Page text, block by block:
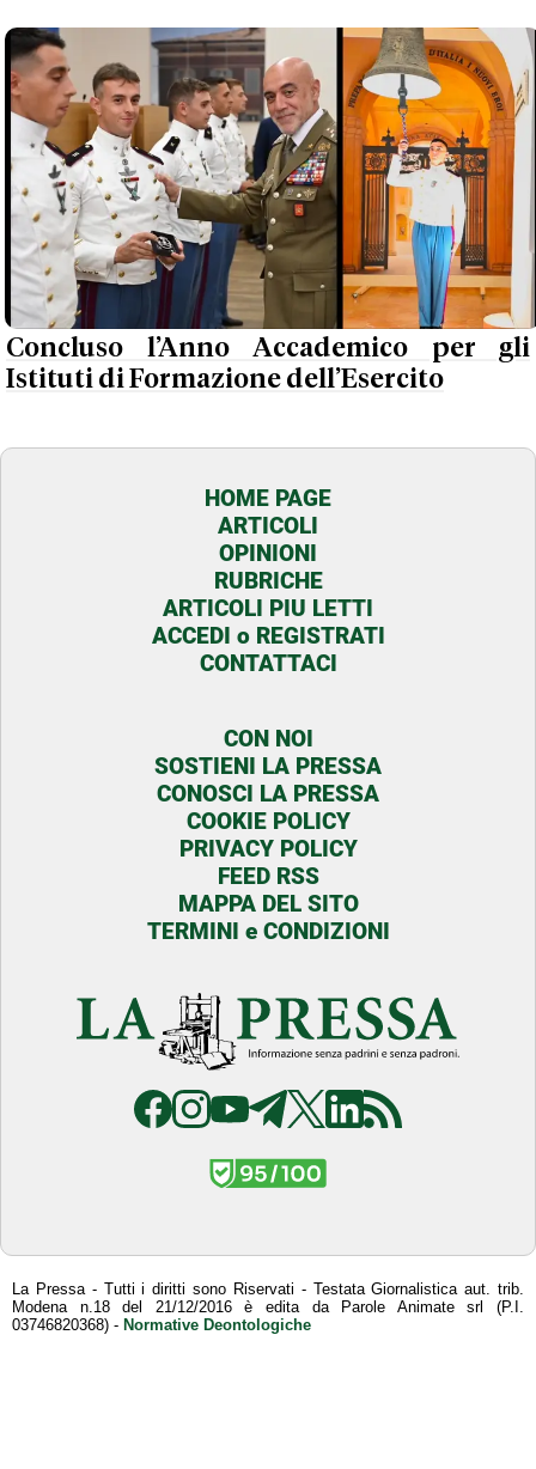
Concluso l’Anno Accademico per gli
Istituti di Formazione dell’Esercito
HOME PAGE
ARTICOLI
OPINIONI
RUBRICHE
ARTICOLI PIU LETTI
ACCEDI o REGISTRATI
CONTATTACI
CON NOI
SOSTIENI LA PRESSA
CONOSCI LA PRESSA
COOKIE POLICY
PRIVACY POLICY
FEED RSS
MAPPA DEL SITO
TERMINI e CONDIZIONI
La Pressa - Tutti i diritti sono Riservati - Testata Giornalistica aut. trib.
Modena n.18 del 21/12/2016 è edita da Parole Animate srl (P.I.
03746820368) - Normative Deontologiche